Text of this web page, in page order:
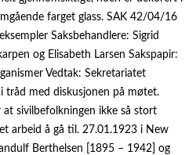
farget glass. SAK 42/04/16
Saksbehandlere: Sigrid
og Elisabeth Larsen Sakspapir:
Vedtak: Sekretariatet
tråd med diskusjonen på møtet.
at sivilbefolkningen ikke så stort
arbeid å gå til. 27.01.1923 i New
Berthelsen [1895 – 1942] og